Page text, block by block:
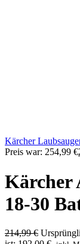
Kärcher
Preis war: 254,99 €
Kärcher
18-30
214,99€